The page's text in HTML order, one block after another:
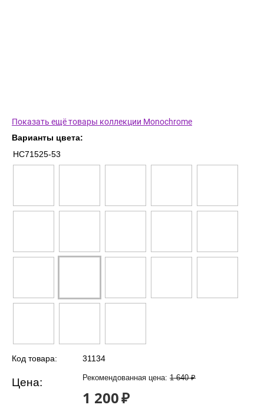
Показать ещё товары коллекции Monochrome
Варианты цвета:
HC71525-53
Код товара: 31134
Рекомендованная цена: 1 640 ₽
Цена:
1 200₽